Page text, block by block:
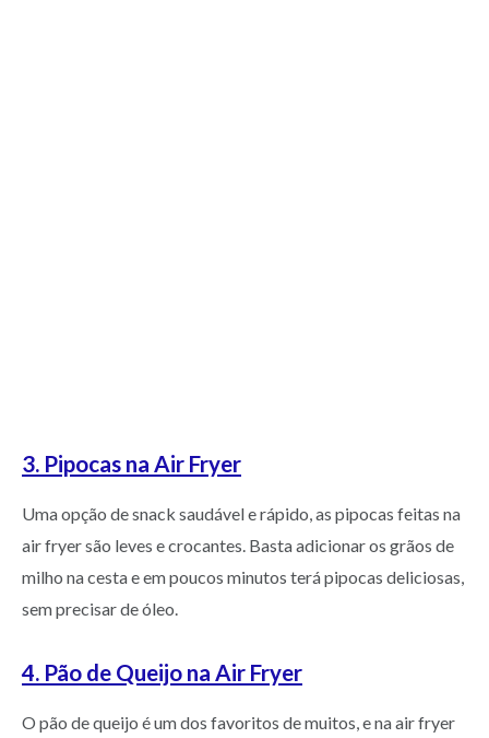
3. Pipocas na Air Fryer
Uma opção de snack saudável e rápido, as pipocas feitas na
air fryer são leves e crocantes. Basta adicionar os grãos de
milho na cesta e em poucos minutos terá pipocas deliciosas,
sem precisar de óleo.
4. Pão de Queijo na Air Fryer
O pão de queijo é um dos favoritos de muitos, e na air fryer